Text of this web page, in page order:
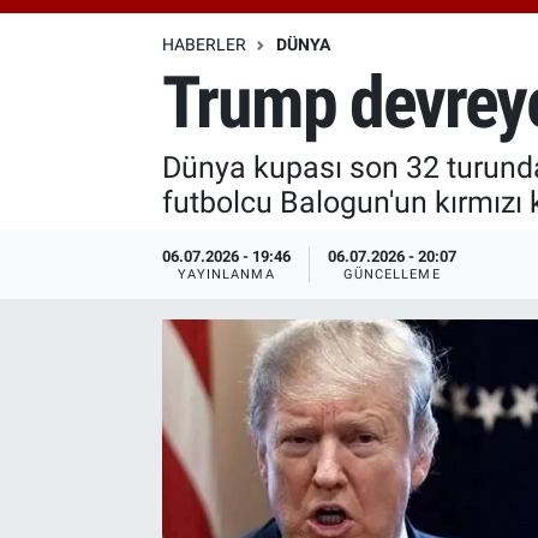
HABERLER DÜNYA
Trump
Dünya kupası son 32
futbolcu Balogun'un
06.07.2026 - 19:46
YAYINLANMA
06.07.2026 - 20:07
GÜNCELLEME
Özel Haberler
Özel Haberler
Haber Arşivi